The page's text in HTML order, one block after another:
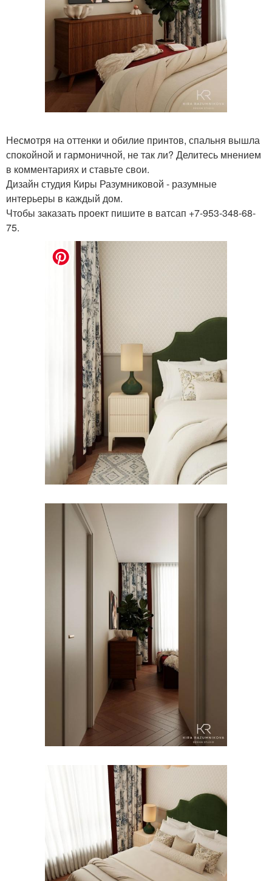
Несмотря на оттенки и обилие принтов, спальня вышла
спокойной и гармоничной, не так ли? Делитесь мнением
в комментариях и ставьте свои.
Дизайн студия Киры Разумниковой - разумные
интерьеры в каждый дом.
Чтобы заказать проект пишите в ватсап +7-953-348-68-
75.